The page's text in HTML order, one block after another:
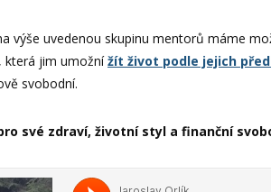
výše uvedenou skupinu mentorů máme
která jim umožnížít život podle jejich
svobodní.
své zdraví, životní styl a finanční